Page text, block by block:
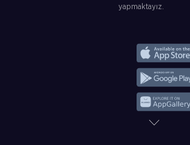
yapmaktayız.